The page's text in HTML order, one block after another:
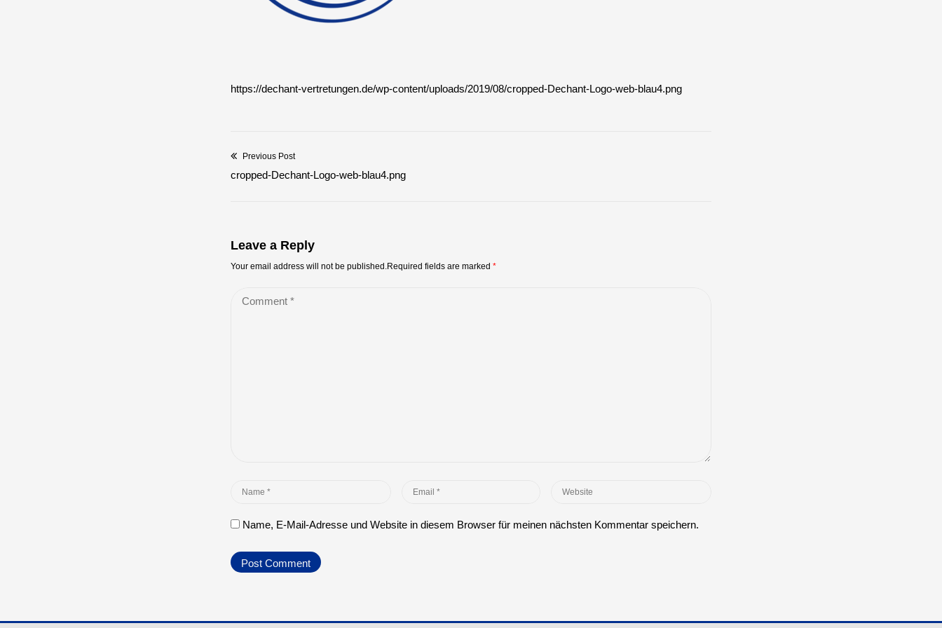
https://dechant-vertretungen.de/wp-content/uploads/2019/08/cropped-Dechant-Logo-web-blau4.png
Beitragsnavigation
Previous Post
Previous
cropped-Dechant-Logo-web-blau4.png
Leave a Reply
Your email address will not be published.Required fields are marked *
Comment
Name
Email
Website
Name, E-Mail-Adresse und Website in diesem Browser für meinen nächsten Kommentar speichern.